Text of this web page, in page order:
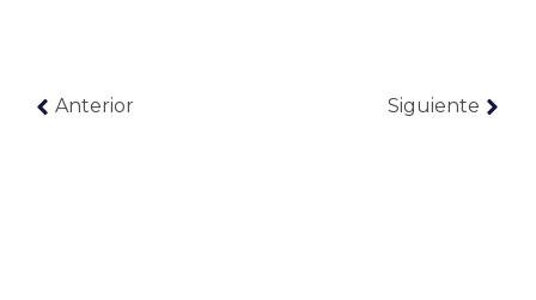
Anterior Siguiente